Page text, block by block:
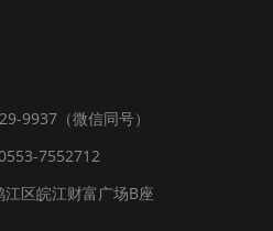
9937（微信同号）
7552712
区皖江财富广场B座